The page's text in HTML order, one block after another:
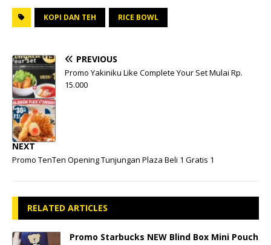
KOPI DAN TEH RICE BOWL
PREVIOUS
Promo Yakiniku Like Complete Your Set Mulai Rp.
15.000
NEXT
Promo TenTen Opening Tunjungan Plaza Beli 1 Gratis 1
RELATED ARTICLES
Promo Starbucks NEW Blind Box Mini Pouch